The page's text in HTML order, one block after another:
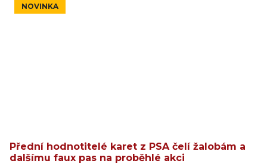
NOVINKA
Přední hodnotitelé karet z PSA čelí žalobám a
dalšímu faux pas na proběhlé akci